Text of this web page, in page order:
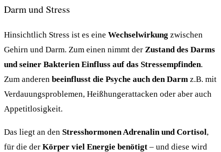
Darm und Stress
Hinsichtlich Stress ist es eine Wechselwirkung zwischen
Gehirn und Darm. Zum einen nimmt der Zustand des Darms
und seiner Bakterien Einfluss auf das Stressempfinden.
Zum anderen beeinflusst die Psyche auch den Darm z.B. mit
Verdauungsproblemen, Heißhungerattacken oder aber auch
Appetitlosigkeit.
Das liegt an den Stresshormonen Adrenalin und Cortisol,
für die der Körper viel Energie benötigt – und diese wird